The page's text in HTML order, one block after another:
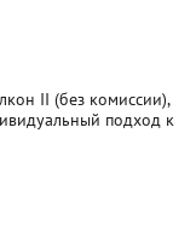
II (без комиссии),
подход к